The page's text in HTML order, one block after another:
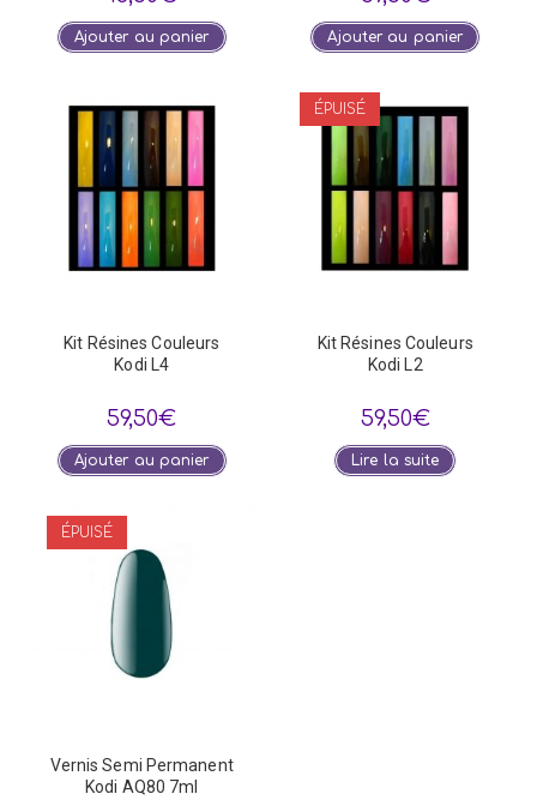
Ajouter au panier Ajouter au panier
Kit Résines Couleurs
Kodi L4
59,50€
Ajouter au panier
ÉPUISÉ
Kit Résines Couleurs
Kodi L2
59,50€
Lire la suite
ÉPUISÉ
Vernis Semi Permanent
Kodi AQ80 7ml